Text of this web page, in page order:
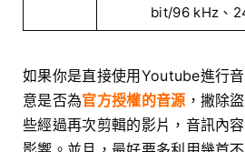
bit/96 kHz、
如果你是直接使用Youtube進行
意是否為官方授權的音源 ，撇除
些經過再次剪輯的影片，音訊內